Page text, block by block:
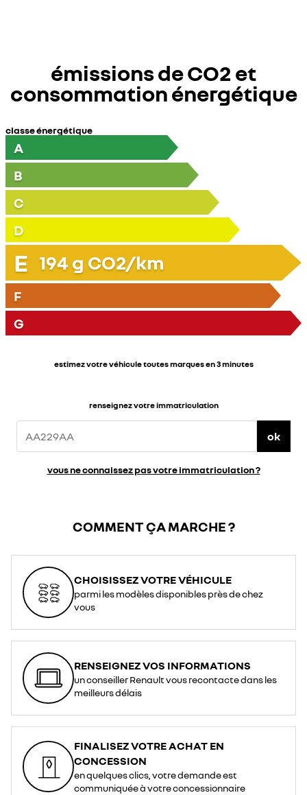
émissions de CO2 et
consommation énergétique
classe énergétique
A
B
C
D
E 194 g CO2/km
F
G
estimez votre véhicule toutes marques en 3 minutes
renseignez votre immatriculation
ok
vous ne connaissez pas votre immatriculation ?
COMMENT ÇA MARCHE ?
CHOISISSEZ VOTRE VÉHICULE
parmi les modèles disponibles près de chez
vous
RENSEIGNEZ VOS INFORMATIONS
un conseiller Renault vous recontacte dans les
meilleurs délais
FINALISEZ VOTRE ACHAT EN
CONCESSION
en quelques clics, votre demande est
communiquée à votre concessionnaire